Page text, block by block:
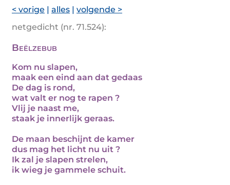
< vorige | alles | volgende >
netgedicht (nr. 71.524):
Beëlzebub
Kom nu slapen,
maak een eind aan dat gedaas
De dag is rond,
wat valt er nog te rapen ?
Vlij je naast me,
staak je innerlijk geraas.
De maan beschijnt de kamer
dus mag het licht nu uit ?
Ik zal je slapen strelen,
ik wieg je gammele schuit.